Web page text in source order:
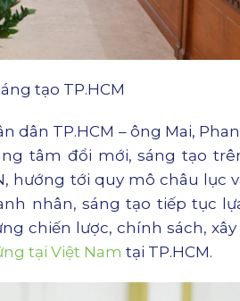
tạo TP.HCM
dân TP.HCM – ông Mai,
tâm đổi mới, sáng tạo
hướng tới quy mô châu lục
nhân, sáng tạo tiếp tục
chiến lược, chính sách,
tại Việt Nam tại TP.HCM.